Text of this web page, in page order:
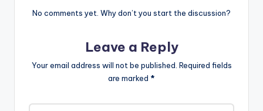
No comments yet. Why don’t you start the discussion?
Leave a Reply
Your email address will not be published. Required fields
are marked *